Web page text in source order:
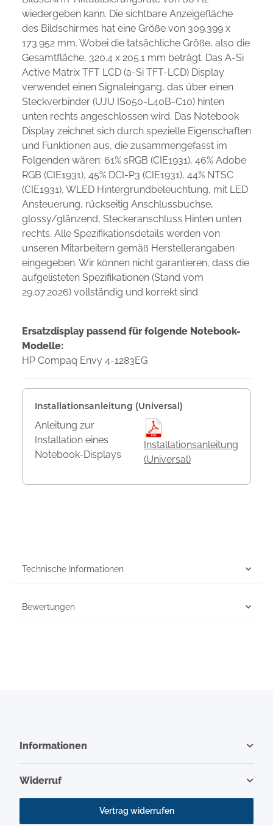
wiedergeben kann. Die sichtbare Anzeigefläche
des Bildschirmes hat eine Größe von 309.399 x
173.952 mm. Wobei die tatsächliche Größe, also die
Gesamtfläche, 320.4 x 205.1 mm beträgt. Das A-Si
Active Matrix TFT LCD (a-Si TFT-LCD) Display
verwendet einen Signaleingang, das über einen
Steckverbinder (UJU IS050-L40B-C10) hinten
unten rechts angeschlossen wird. Das Notebook
Display zeichnet sich durch spezielle Eigenschaften
und Funktionen aus, die zusammengefasst im
Folgenden wären: 61% sRGB (CIE1931), 46% Adobe
RGB (CIE1931), 45% DCI-P3 (CIE1931), 44% NTSC
(CIE1931), WLED Hintergrundbeleuchtung, mit LED
Ansteuerung, rückseitig Anschlussbuchse,
glossy/glänzend, Steckeranschluss Hinten unten
rechts. Alle Spezifikationsdetails werden von
unseren Mitarbeitern gemäß Herstellerangaben
eingegeben. Wir können nicht garantieren, dass die
aufgelisteten Spezifikationen (Stand vom
29.07.2026) vollständig und korrekt sind.
Ersatzdisplay passend für folgende Notebook-
Modelle:
HP Compaq Envy 4-1283EG
Installationsanleitung (Universal)
Anleitung zur
Installation eines
Notebook-Displays
Installationsanleitung
(Universal)
Technische Informationen
Bewertungen
Informationen
Widerruf
Vertrag widerrufen